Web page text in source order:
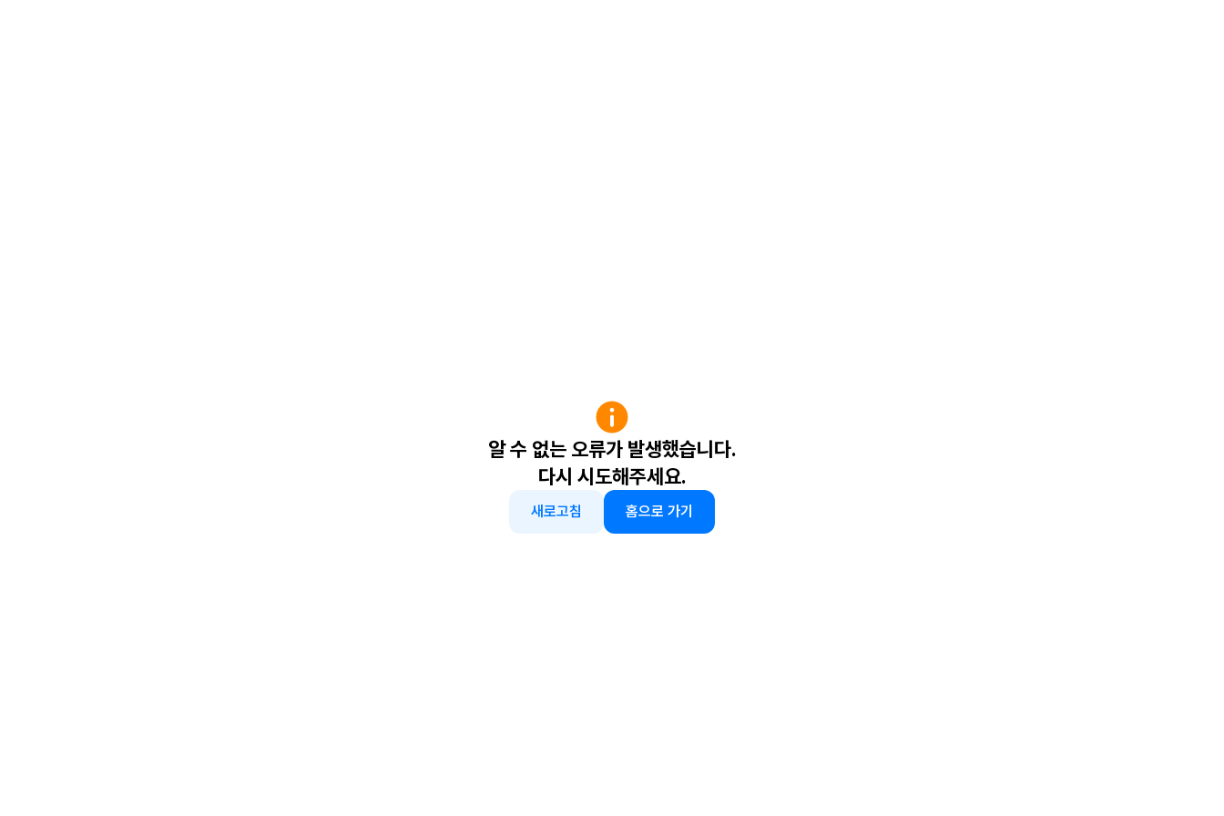
알 수 없는 오류가 발생했습니다.
다시 시도해주세요.
새로고침 홈으로 가기